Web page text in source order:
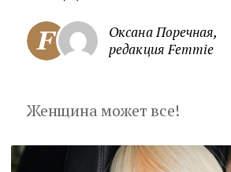
Оксана Поречная,
редакция Femmie
Женщина может все!